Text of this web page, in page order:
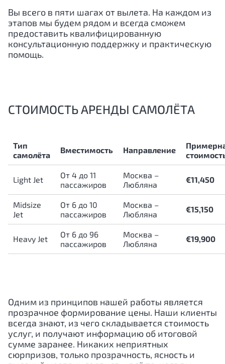
Вы всего в пяти шагах от вылета. На каждом из
этапов мы будем рядом и всегда сможем
предоставить квалифицированную
консультационную поддержку и практическую
помощь.
СТОИМОСТЬ АРЕНДЫ САМОЛЁТА
Тип
самолёта
Вместимость Направление
Light Jet
От 4 до 11
пассажиров
Москва –
Любляна
€11,450
Midsize
Jet
От 6 до 10
пассажиров
Москва –
Любляна
€15,150
Heavy Jet
От 6 до 96
пассажиров
Москва –
Любляна
€19,900
Одним из принципов нашей работы является
прозрачное формирование цены. Наши клиенты
всегда знают, из чего складывается стоимость
услуг, и получают информацию об итоговой
сумме заранее. Никаких неприятных
сюрпризов, только прозрачность, ясность и